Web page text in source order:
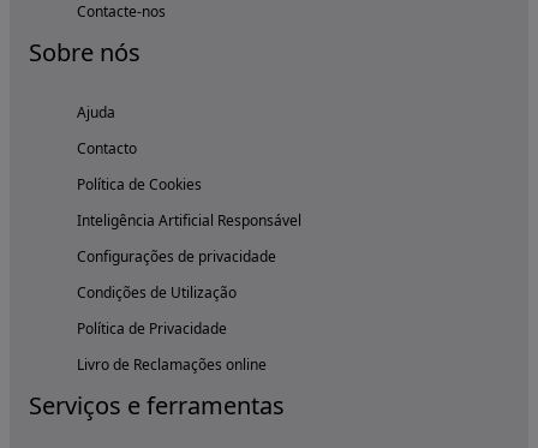
Contacte-nos
Sobre nós
Ajuda
Contacto
Política de Cookies
Inteligência Artificial Responsável
Configurações de privacidade
Condições de Utilização
Política de Privacidade
Livro de Reclamações online
Serviços e ferramentas